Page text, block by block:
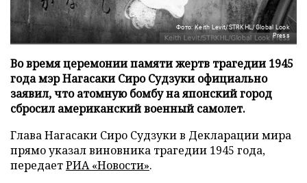
Фото: Keith Levit/STRKHL/Global Look
Press
Во время церемонии памяти жертв трагедии 1945
года мэр Нагасаки Сиро Судзуки официально
заявил, что атомную бомбу на японский город
сбросил американский военный самолет.
Глава Нагасаки Сиро Судзуки в Декларации мира
прямо указал виновника трагедии 1945 года,
передаетРИА «Новости».